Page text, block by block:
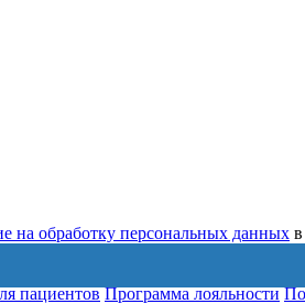
на обработку персональных данных
пациентов Программа лояльности